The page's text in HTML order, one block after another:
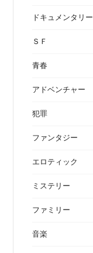
ドキュメンタリー
ＳＦ
青春
アドベンチャー
犯罪
ファンタジー
エロティック
ミステリー
ファミリー
音楽